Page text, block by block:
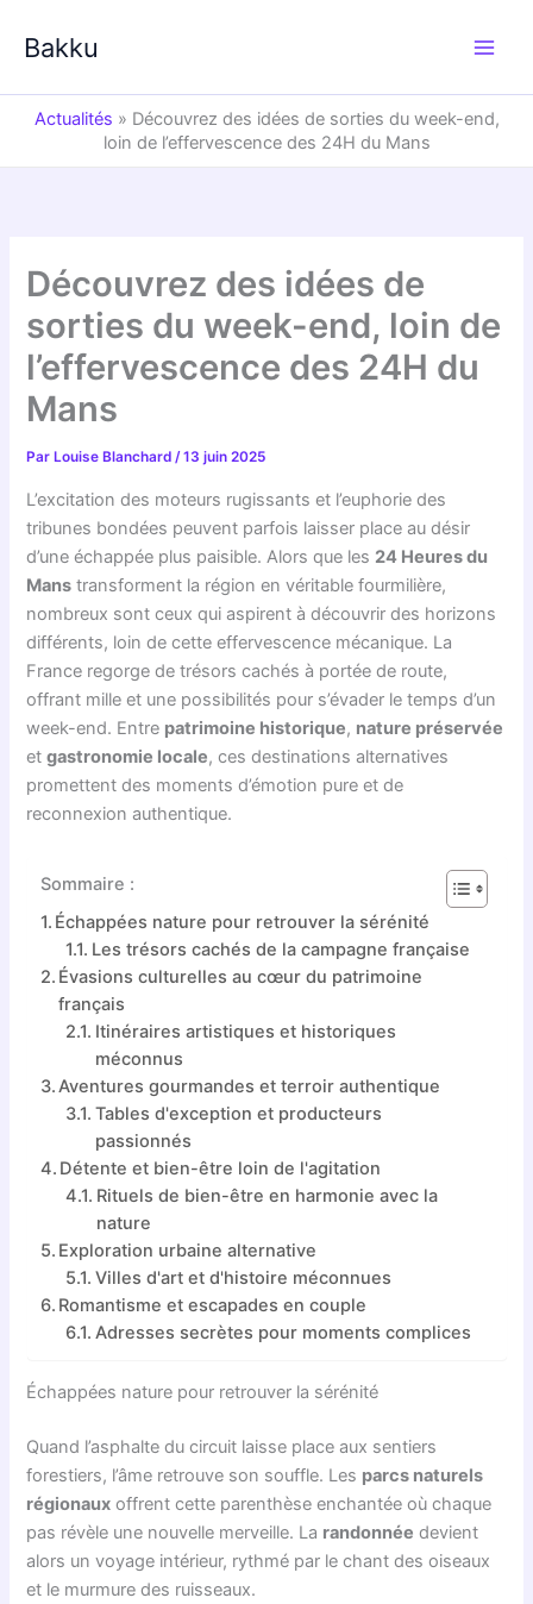
Bakku
Actualités » Découvrez des idées de sorties du week-end,
loin de l’effervescence des 24H du Mans
Découvrez des idées de
sorties du week-end, loin de
l’effervescence des 24H du
Mans
Par Louise Blanchard/13 juin 2025
L’excitation des moteurs rugissants et l’euphorie des
tribunes bondées peuvent parfois laisser place au désir
d’une échappée plus paisible. Alors que les 24 Heures du
Mans transforment la région en véritable fourmilière,
nombreux sont ceux qui aspirent à découvrir des horizons
différents, loin de cette effervescence mécanique. La
France regorge de trésors cachés à portée de route,
offrant mille et une possibilités pour s’évader le temps d’un
week-end. Entre patrimoine historique, nature préservée
etgastronomie locale, ces destinations alternatives
promettent des moments d’émotion pure et de
reconnexion authentique.
Sommaire :
Échappées nature pour retrouver la sérénité
Les trésors cachés de la campagne française
Évasions culturelles au cœur du patrimoine
français
Itinéraires artistiques et historiques
méconnus
Aventures gourmandes et terroir authentique
Tables d'exception et producteurs
passionnés
Détente et bien-être loin de l'agitation
Rituels de bien-être en harmonie avec la
nature
Exploration urbaine alternative
Villes d'art et d'histoire méconnues
Romantisme et escapades en couple
Adresses secrètes pour moments complices
Échappées nature pour retrouver la sérénité
Quand l’asphalte du circuit laisse place aux sentiers
forestiers, l’âme retrouve son souffle. Les parcs naturels
régionaux offrent cette parenthèse enchantée où chaque
pas révèle une nouvelle merveille. La randonnée devient
alors un voyage intérieur, rythmé par le chant des oiseaux
et le murmure des ruisseaux.